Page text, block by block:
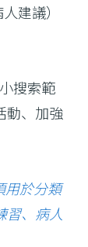
建議）
搜索範
動、加強
用於分類
習、病人